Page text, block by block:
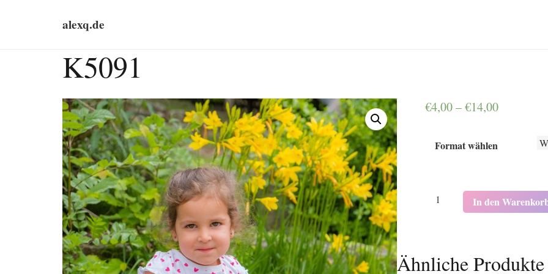
alexq.de
K5091
€4,00–€14,00
Format wählen
K5091
In den
Ähnliche Produkte